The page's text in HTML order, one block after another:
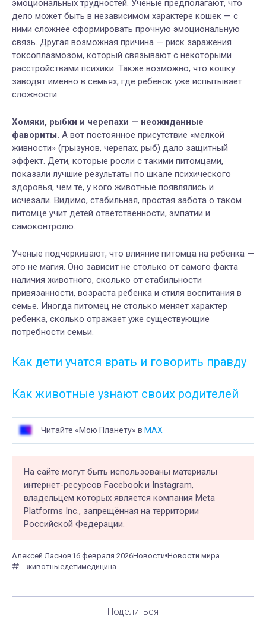
эмоциональных трудностей. Ученые предполагают, что
дело может быть в независимом характере кошек — с
ними сложнее сформировать прочную эмоциональную
связь. Другая возможная причина — риск заражения
токсоплазмозом, который связывают с некоторыми
расстройствами психики. Также возможно, что кошку
заводят именно в семьях, где ребенок уже испытывает
сложности.
Хомяки, рыбки и черепахи — неожиданные
фавориты. А вот постоянное присутствие «мелкой
живности» (грызунов, черепах, рыб) дало защитный
эффект. Дети, которые росли с такими питомцами,
показали лучшие результаты по шкале психического
здоровья, чем те, у кого животные появлялись и
исчезали. Видимо, стабильная, простая забота о таком
питомце учит детей ответственности, эмпатии и
самоконтролю.
Ученые подчеркивают, что влияние питомца на ребенка —
это не магия. Оно зависит не столько от самого факта
наличия животного, сколько от стабильности
привязанности, возраста ребенка и стиля воспитания в
семье. Иногда питомец не столько меняет характер
ребенка, сколько отражает уже существующие
потребности семьи.
Как дети учатся врать и говорить правду
Как животные узнают своих родителей
Читайте «Мою Планету» в MAX
На сайте могут быть использованы материалы
интернет-ресурсов Facebook и Instagram,
владельцем которых является компания Meta
Platforms Inc., запрещённая на территории
Российской Федерации.
Алексей Ласнов16 февраля 2026Новости Новости мира
животныедетимедицина
Поделиться